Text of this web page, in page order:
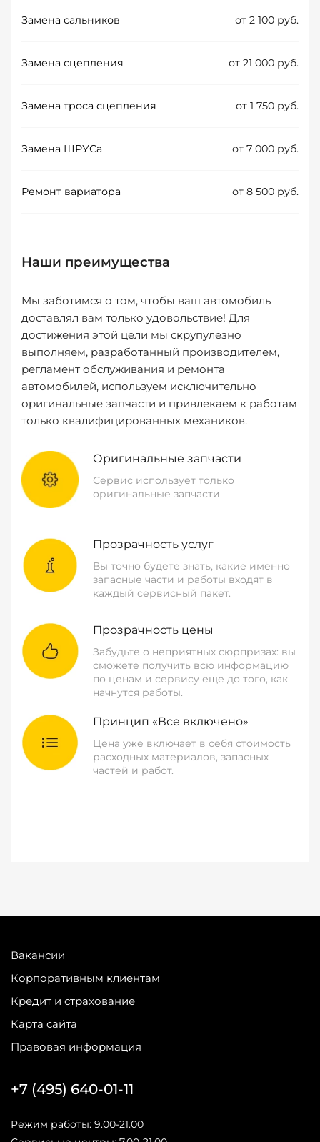
Замена сальников от 2 100 руб.
Замена сцепления от 21 000 руб.
Замена троса сцепления от 1 750 руб.
Замена ШРУСа от 7 000 руб.
Ремонт вариатора от 8 500 руб.
Наши преимущества
Мы заботимся о том, чтобы ваш автомобиль
доставлял вам только удовольствие! Для
достижения этой цели мы скрупулезно
выполняем, разработанный производителем,
регламент обслуживания и ремонта
автомобилей, используем исключительно
оригинальные запчасти и привлекаем к работам
только квалифицированных механиков.
Оригинальные запчасти
Сервис использует только
оригинальные запчасти
Прозрачность услуг
Вы точно будете знать, какие именно
запасные части и работы входят в
каждый сервисный пакет.
Прозрачность цены
Забудьте о неприятных сюрпризах: вы
сможете получить всю информацию
по ценам и сервису еще до того, как
начнутся работы.
Принцип «Все включено»
Цена уже включает в себя стоимость
расходных материалов, запасных
частей и работ.
Вакансии
Корпоративным клиентам
Кредит и страхование
Карта сайта
Правовая информация
+7 (495) 640-01-11
Режим работы: 9.00-21.00